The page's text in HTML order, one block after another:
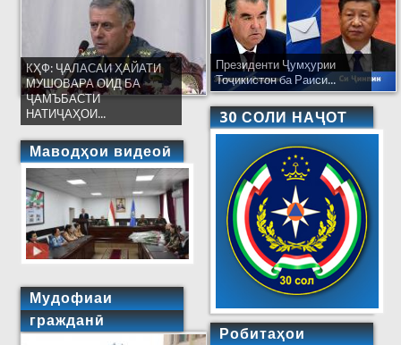
КҲФ: ҶАЛАСАИ ҲАЙАТИ
МУШОВАРА ОИД БА
ҶАМЪБАСТИ
НАТИҶАҲОИ...
Маводҳои видеоӣ
Мудофиаи
гражданӣ
Президенти Ҷумҳурии
Тоҷикистон ба Раиси...
30 СОЛИ НАҶОТ
Робитаҳои